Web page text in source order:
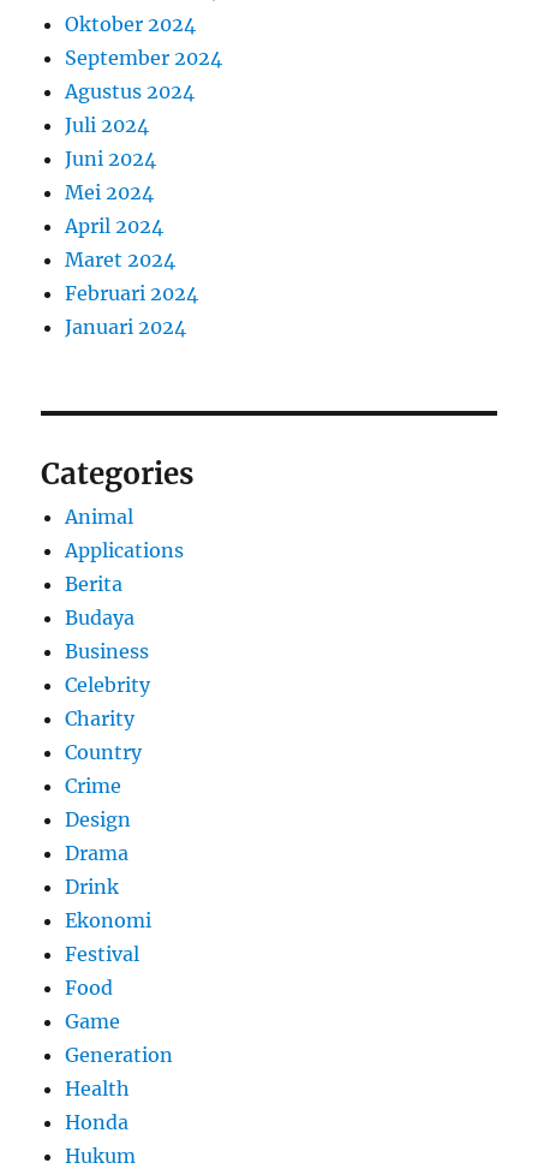
Oktober 2024
September 2024
Agustus 2024
Juli 2024
Juni 2024
Mei 2024
April 2024
Maret 2024
Februari 2024
Januari 2024
Categories
Animal
Applications
Berita
Budaya
Business
Celebrity
Charity
Country
Crime
Design
Drama
Drink
Ekonomi
Festival
Food
Game
Generation
Health
Honda
Hukum